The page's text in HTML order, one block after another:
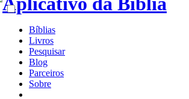
Bíblias
Livros
Pesquisar
Blog
Parceiros
Sobre